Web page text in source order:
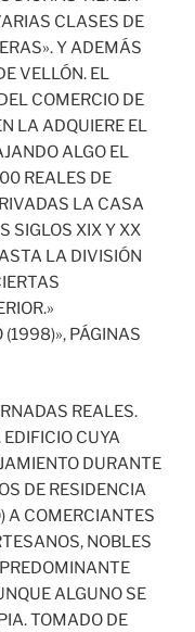
CLASES DE
Y ADEMÁS
VELLÓN. EL
COMERCIO DE
LA ADQUIERE EL
ALGO EL
REALES DE
LA CASA
SIGLOS XIX Y XX
LA DIVISIÓN
(1998)», PÁGINAS
REALES.
CUYA
DURANTE
DE RESIDENCIA
A COMERCIANTES
NOBLES
ALGUNO SE
TOMADO DE